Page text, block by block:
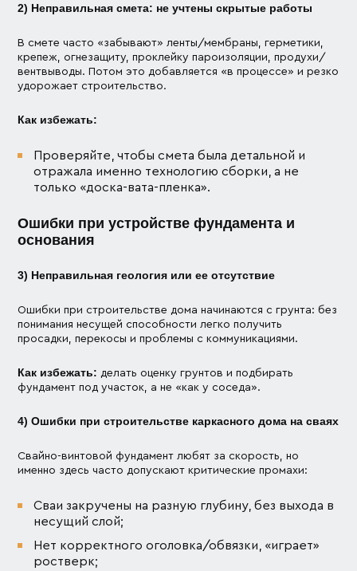
2) Неправильная смета: не учтены скрытые работы
В смете часто «забывают» ленты/мембраны, герметики,
крепеж, огнезащиту, проклейку пароизоляции, продухи/
вентвыводы. Потом это добавляется «в процессе» и резко
удорожает строительство.
Как избежать:
Проверяйте, чтобы смета была детальной и
отражала именно технологию сборки, а не
только «доска-вата-пленка».
Ошибки при устройстве фундамента и
основания
3) Неправильная геология или ее отсутствие
Ошибки при строительстве дома начинаются с грунта: без
понимания несущей способности легко получить
просадки, перекосы и проблемы с коммуникациями.
Как избежать: делать оценку грунтов и подбирать
фундамент под участок, а не «как у соседа».
4) Ошибки при строительстве каркасного дома на сваях
Свайно-винтовой фундамент любят за скорость, но
именно здесь часто допускают критические промахи:
Сваи закручены на разную глубину, без выхода в
несущий слой;
Нет корректного оголовка/обвязки, «играет»
ростверк;